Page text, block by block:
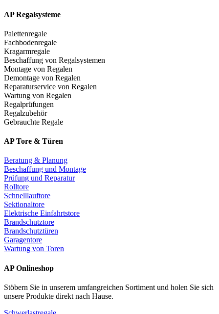
AP Regalsysteme
Palettenregale
Fachbodenregale
Kragarmregale
Beschaffung von Regalsystemen
Montage von Regalen
Demontage von Regalen
Reparaturservice von Regalen
Wartung von Regalen
Regalprüfungen
Regalzubehör
Gebrauchte Regale
AP Tore & Türen
Beratung & Planung
Beschaffung und Montage
Prüfung und Reparatur
Rolltore
Schnelllauftore
Sektionaltore
Elektrische Einfahrtstore
Brandschutztore
Brandschutztüren
Garagentore
Wartung von Toren
AP Onlineshop
Stöbern Sie in unserem umfangreichen Sortiment und holen Sie sich
unsere Produkte direkt nach Hause.